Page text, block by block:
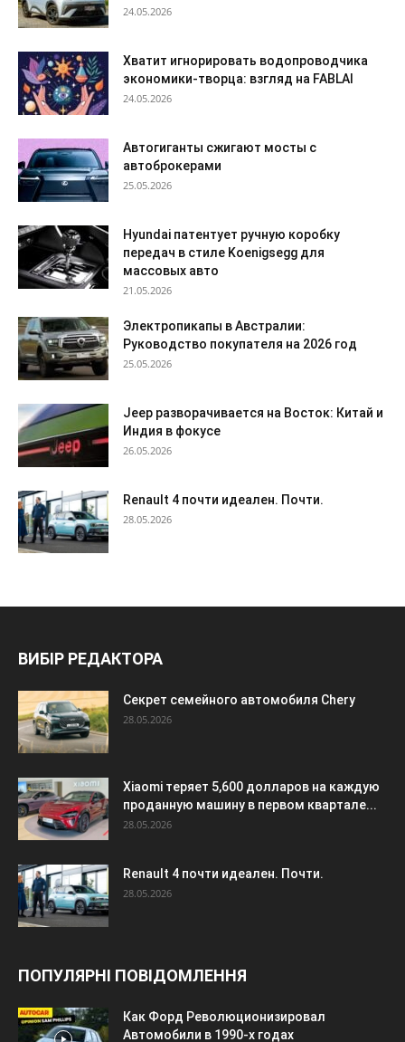
24.05.2026
Хватит игнорировать водопроводчика
экономики-творца: взгляд на FABLAI
24.05.2026
Автогиганты сжигают мосты с
автоброкерами
25.05.2026
Hyundai патентует ручную коробку
передач в стиле Koenigsegg для
массовых авто
21.05.2026
Электропикапы в Австралии:
Руководство покупателя на 2026 год
25.05.2026
Jeep разворачивается на Восток: Китай и
Индия в фокусе
26.05.2026
Renault 4 почти идеален. Почти.
28.05.2026
ВИБІР РЕДАКТОРА
Секрет семейного автомобиля Chery
28.05.2026
Xiaomi теряет 5,600 долларов на каждую
проданную машину в первом квартале...
28.05.2026
Renault 4 почти идеален. Почти.
28.05.2026
ПОПУЛЯРНІ ПОВІДОМЛЕННЯ
Как Форд Революционизировал
Автомобили в 1990-х годах